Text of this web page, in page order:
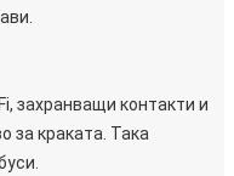
захранващи контакти и
за краката. Така